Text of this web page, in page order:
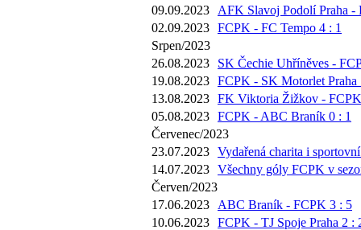
09.09.2023
AFK Slavoj Podolí Praha -
02.09.2023 FCPK - FC Tempo 4 : 1
Srpen/2023
26.08.2023
SK Čechie Uhříněves -
19.08.2023 FCPK - SK Motorlet Praha
13.08.2023 FK Viktoria Žižkov -
05.08.2023 FCPK - ABC Braník 0 : 1
Červenec/2023
23.07.2023 Vydařená charita i
14.07.2023 Všechny góly FCPK v
Červen/2023
17.06.2023
ABC Braník - FCPK 3 : 5
10.06.2023 FCPK - TJ Spoje Praha 2 :